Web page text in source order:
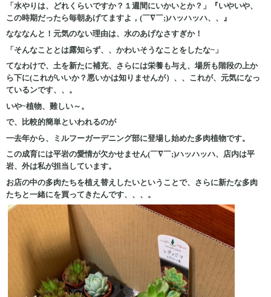
「水やりは、どれくらいですか？１週間にいかいとか？」『いやいや、
この時期だったら毎朝あげてますよ，(￣∇￣;)ハッハッハ、、』
なななんと！元気のない理由は、水のあげなさすぎか！
「そんなこととは露知らず、、かわいそうなことをしたな~」
てなわけで、土を新たに補充、さらには栄養も与え、場所も階段の上か
ら下に(これがいいか？悪いかは知りませんが）、、これが、元気になっ
ているンです、、。
いや~植物、難しい～。
で、比較的簡単といわれるのが
一去年から、ミルフーガーデニング部に登場し始めた多肉植物です。
この成育には平岩の愛情が欠かせません(￣∇￣;)ハッハッハ、店内は平
岩、外は私が担当しています。
お店の中の多肉たちを植え替えしたいということで、さらに新たな多肉
たちと一緒にを買ってきたんです、、、。